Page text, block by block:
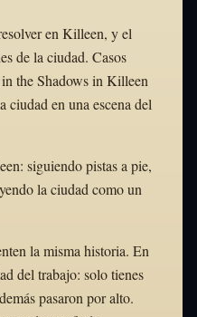
en Killeen, y el
de la ciudad. Casos
the Shadows in Killeen
ciudad en una escena del
siguiendo pistas a pie,
la ciudad como un
la misma historia. En
del trabajo: solo tienes
pasaron por alto.